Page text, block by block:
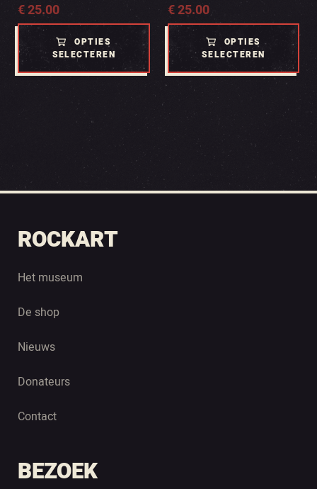
€25.00
OPTIES
SELECTEREN
€25.00
OPTIES
SELECTEREN
ROCKART
Het museum
De shop
Nieuws
Donateurs
Contact
BEZOEK